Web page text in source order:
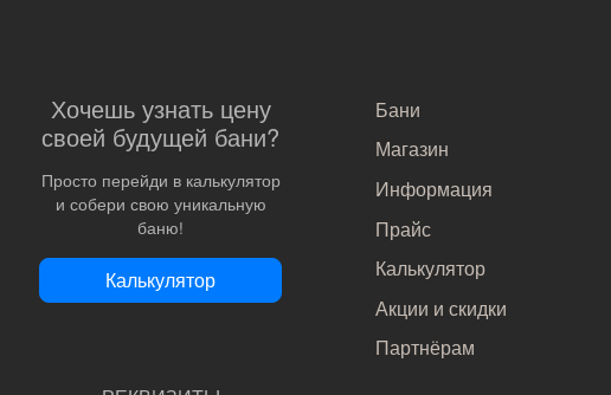
Хочешь узнать цену
своей будущей бани?
Просто перейди в калькулятор
и собери свою уникальную
баню!
Калькулятор
САМОЕ ВАЖНОЕ
Бани
Магазин
Информация
Прайс
Калькулятор
Акции и скидки
Партнёрам